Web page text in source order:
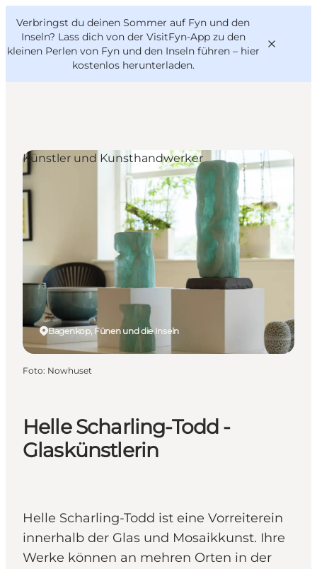
Verbringst du deinen Sommer auf Fyn und den
Inseln? Lass dich von der VisitFyn-App zu den
kleinen Perlen von Fyn und den Inseln führen – hier
kostenlos herunterladen.
Reise Ideen
Outdoor & bike
Essen & trinken
Übernachtung
VisitFyn
Deutsch
Helle Scharling-Todd -
Glaskünstlerin
Helle Scharling-Todd ist eine Vorreiterein
innerhalb der Glas und Mosaikkunst. Ihre
Werke können an mehren Orten in der
Bagenkop, Fünen und die Inseln
Künstler und Kunsthandwerker
Foto: Nowhuset